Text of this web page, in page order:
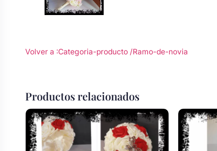
Volver a :Categoria-producto /Ramo-de-novia
Productos relacionados